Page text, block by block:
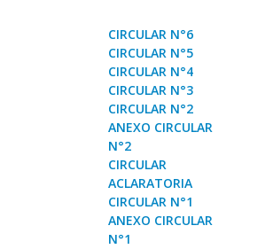
CIRCULAR N°6
CIRCULAR N°5
CIRCULAR N°4
CIRCULAR N°3
CIRCULAR N°2
ANEXO CIRCULAR
N°2
CIRCULAR
ACLARATORIA
CIRCULAR N°1
ANEXO CIRCULAR
N°1